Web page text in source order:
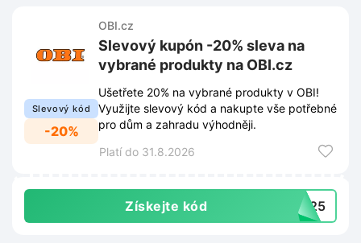
Slevový kód
-20%
OBI.cz
Slevový kupón -20% sleva na
vybrané produkty na OBI.cz
Ušetřete 20% na vybrané produkty v OBI!
Využijte slevový kód a nakupte vše potřebné
pro dům a zahradu výhodněji.
Platí do 31.8.2026
Získejte kód 1125